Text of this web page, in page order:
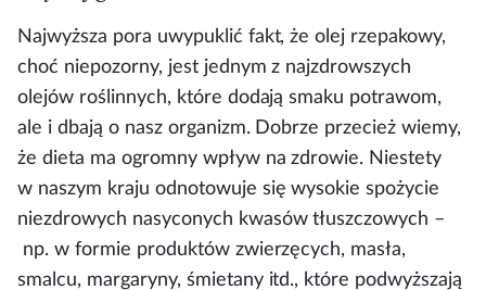
Najwyższa pora uwypuklić fakt, że olej rzepakowy,
choć niepozorny, jest jednym z najzdrowszych
olejów roślinnych, które dodają smaku potrawom,
ale i dbają o nasz organizm. Dobrze przecież wiemy,
że dieta ma ogromny wpływ na zdrowie. Niestety
w naszym kraju odnotowuje się wysokie spożycie
niezdrowych nasyconych kwasów tłuszczowych –
np. w formie produktów zwierzęcych, masła,
smalcu, margaryny, śmietany itd., które podwyższają